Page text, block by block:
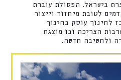
בישראל. הפסולת עוברת
לטובת מיחזור וייצור
לחינוך עוסק בחינוך
הצריכה ובו מוצגת
ולחשיבה חדשה.